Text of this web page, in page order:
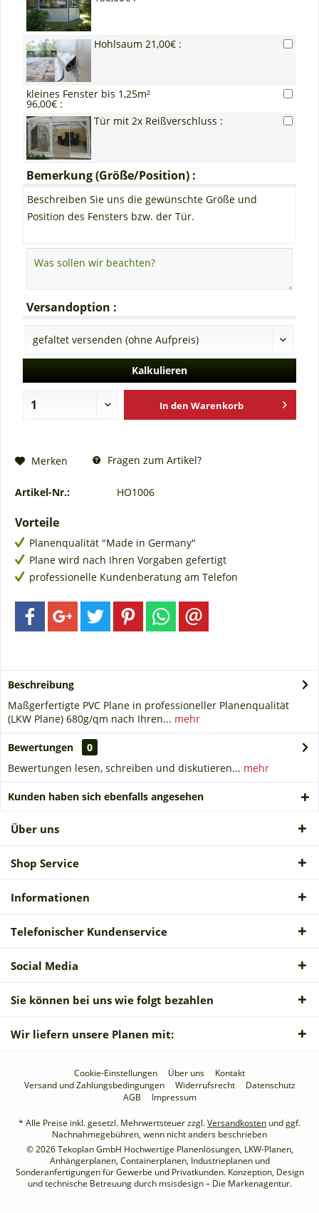
Hohlsaum 21,00€ :
kleines Fenster bis 1,25m²
96,00€ :
Tür mit 2x Reißverschluss :
Bemerkung (Größe/Position) :
Beschreiben Sie uns die gewünschte Größe und
Position des Fensters bzw. der Tür.
Versandoption :
Kalkulieren
In den Warenkorb
Merken Fragen zum Artikel?
Artikel-Nr.: HO1006
Vorteile
Planenqualität "Made in Germany"
Plane wird nach Ihren Vorgaben gefertigt
professionelle Kundenberatung am Telefon
Beschreibung
Maßgerfertigte PVC Plane in professioneller Planenqualität
(LKW Plane) 680g/qm nach Ihren... mehr
Bewertungen
0
Bewertungen lesen, schreiben und diskutieren... mehr
Kunden haben sich ebenfalls angesehen
Über uns
Shop Service
Informationen
Telefonischer Kundenservice
Social Media
Sie können bei uns wie folgt bezahlen
Wir liefern unsere Planen mit:
Cookie-Einstellungen Über uns
Kontakt
Versand und Zahlungsbedingungen
Widerrufsrecht
Datenschutz
AGB
Impressum
* Alle Preise inkl. gesetzl. Mehrwertsteuer zzgl.Versandkosten und ggf.
Nachnahmegebühren, wenn nicht anders beschrieben
© 2026 Tekoplan GmbH Hochwertige Planenlösungen, LKW-Planen,
Anhängerplanen, Containerplanen, Industrieplanen und
Sonderanfertigungen für Gewerbe und Privatkunden. Konzeption, Design
und technische Betreuung durch msisdesign – Die Markenagentur.